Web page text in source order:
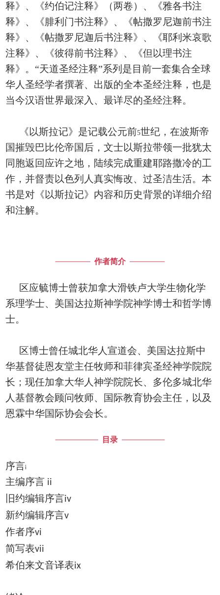
释》、《约伯记注释》（两卷）、《雅各书注
释》、《腓利门书注释》、《帖撒罗尼迦前书注
释》、《帖撒罗尼迦后书注释》、《耶利米哀歌
注释》、《彼得前书注释》、《但以理书注
释》。“天道圣经注释”系列是目前一套集合全球
华人圣经学者撰著、出版的全本圣经注释，也是
当今汉语世界最深入、最详尽的圣经注释。
《以斯拉记》是记载公元前5世纪，在波斯帝
国摧毁巴比伦帝国后，文士以斯拉带领一批犹太
同胞返回应许之地，陆续完成重建耶路撒冷的工
作，并督责以色列人真实悔改、过圣洁生活。本
书是对《以斯拉记》内容和历史背景的详细介绍
和注解。
作者简介
区应毓博士曾获加拿大滑铁卢大学生物化学
系理学士、美国达拉斯神学院神学博士和哲学博
士。
区博士曾任城北华人宣道会、美国达拉斯中
华基督徒恩友堂主任牧师和菲律宾圣经神学院院
长；现任加拿大华人神学院院长、多伦多城北华
人基督教会顾问牧师、国际教育协会主任，以及
恩霖中华国际协会会长。
目录
序言i
主编序言 ii
旧约编辑序言iv
新约编辑序言v
作者序vi
简写表vii
希伯来文音译表ix